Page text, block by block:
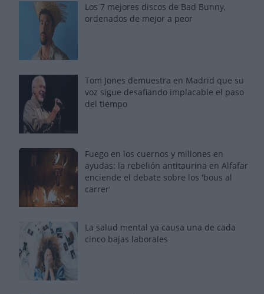
Los 7 mejores discos de Bad Bunny,
ordenados de mejor a peor
Tom Jones demuestra en Madrid que su
voz sigue desafiando implacable el paso
del tiempo
Fuego en los cuernos y millones en
ayudas: la rebelión antitaurina en Alfafar
enciende el debate sobre los 'bous al
carrer'
La salud mental ya causa una de cada
cinco bajas laborales